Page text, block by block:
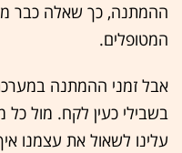
ההמתנה, כך שאלה כבר
המטופלים.
אבל זמני ההמתנה
בשבילי כעין לקח. מול כל
עלינו לשאול את עצמנו